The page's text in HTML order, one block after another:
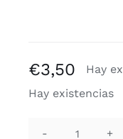
€3,50
Hay
Hay existencias